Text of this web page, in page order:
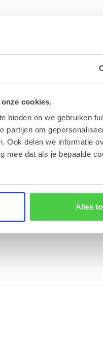
cookies.
bieden en we gebruiken
partijen om
Ook delen we informatie
mee dat als je bepaalde
Alles